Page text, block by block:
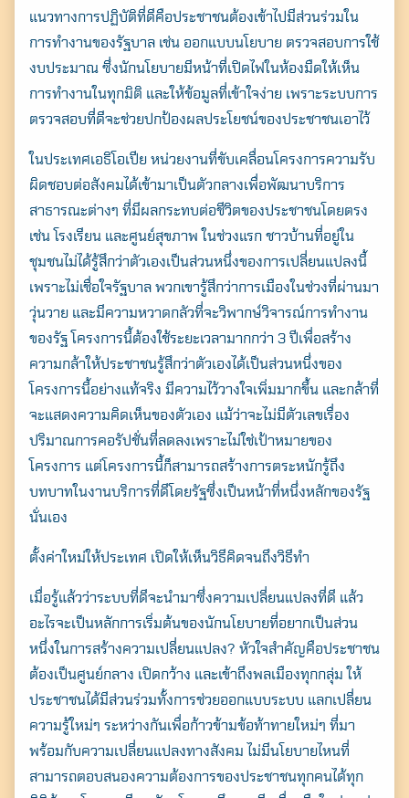
แนวทางการปฏิบัติที่ดีคือประชาชนต้องเข้าไปมีส่วนร่วมใน
การทำงานของรัฐบาล เช่น ออกแบบนโยบาย ตรวจสอบการใช้
งบประมาณ ซึ่งนักนโยบายมีหน้าที่เปิดไฟในห้องมืดให้เห็น
การทำงานในทุกมิติ และให้ข้อมูลที่เข้าใจง่าย เพราะระบบการ
ตรวจสอบที่ดีจะช่วยปกป้องผลประโยชน์ของประชาชนเอาไว้
ในประเทศเอธิโอเปีย หน่วยงานที่ขับเคลื่อนโครงการความรับ
ผิดชอบต่อสังคมได้เข้ามาเป็นตัวกลางเพื่อพัฒนาบริการ
สาธารณะต่างๆ ที่มีผลกระทบต่อชีวิตของประชาชนโดยตรง
เช่น โรงเรียน และศูนย์สุขภาพ ในช่วงแรก ชาวบ้านที่อยู่ใน
ชุมชนไม่ได้รู้สึกว่าตัวเองเป็นส่วนหนึ่งของการเปลี่ยนแปลงนี้
เพราะไม่เชื่อใจรัฐบาล พวกเขารู้สึกว่าการเมืองในช่วงที่ผ่านมา
วุ่นวาย และมีความหวาดกลัวที่จะวิพากษ์วิจารณ์การทำงาน
ของรัฐ โครงการนี้ต้องใช้ระยะเวลามากกว่า 3 ปีเพื่อสร้าง
ความกล้าให้ประชาชนรู้สึกว่าตัวเองได้เป็นส่วนหนึ่งของ
โครงการนี้อย่างแท้จริง มีความไว้วางใจเพิ่มมากขึ้น และกล้าที่
จะแสดงความคิดเห็นของตัวเอง แม้ว่าจะไม่มีตัวเลขเรื่อง
ปริมาณการคอรัปชั่นที่ลดลงเพราะไม่ใช่เป้าหมายของ
โครงการ แต่โครงการนี้ก็สามารถสร้างการตระหนักรู้ถึง
บทบาทในงานบริการที่ดีโดยรัฐซึ่งเป็นหน้าที่หนึ่งหลักของรัฐ
นั่นเอง
ตั้งค่าใหม่ให้ประเทศ เปิดให้เห็นวิธีคิดจนถึงวิธีทำ
เมื่อรู้แล้วว่าระบบที่ดีจะนำมาซึ่งความเปลี่ยนแปลงที่ดี แล้ว
อะไรจะเป็นหลักการเริ่มต้นของนักนโยบายที่อยากเป็นส่วน
หนึ่งในการสร้างความเปลี่ยนแปลง? หัวใจสำคัญคือประชาชน
ต้องเป็นศูนย์กลาง เปิดกว้าง และเข้าถึงพลเมืองทุกกลุ่ม ให้
ประชาชนได้มีส่วนร่วมทั้งการช่วยออกแบบระบบ แลกเปลี่ยน
ความรู้ใหม่ๆ ระหว่างกันเพื่อก้าวข้ามข้อท้าทายใหม่ๆ ที่มา
พร้อมกับความเปลี่ยนแปลงทางสังคม ไม่มีนโยบายไหนที่
สามารถตอบสนองความต้องการของประชาชนทุกคนได้ทุก